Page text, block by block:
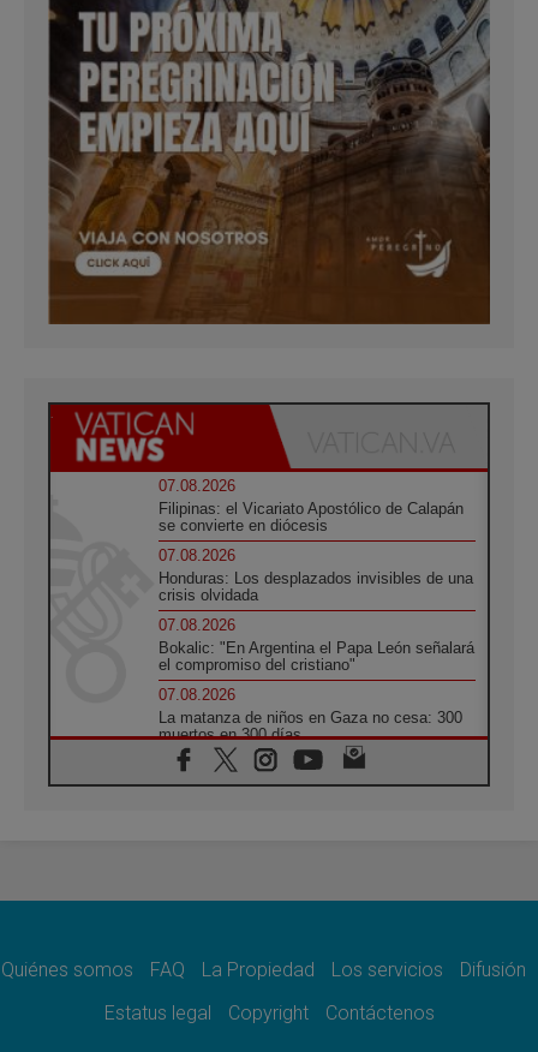
07.08.2026
Filipinas: el Vicariato Apostólico de Calapán
se convierte en diócesis
07.08.2026
Honduras: Los desplazados invisibles de una
crisis olvidada
07.08.2026
Bokalic: "En Argentina el Papa León señalará
el compromiso del cristiano"
07.08.2026
La matanza de niños en Gaza no cesa: 300
muertos en 300 días
07.08.2026
Tagle: La guerra desfigura el mundo, solo la
como misión al servicio del Evangelio
SIGNIS 2026, dar voz a las religiosas en el
espacio público
Quiénes somos FAQ La Propiedad Los servicios
Difusión
Estatus legal
Copyright Contáctenos